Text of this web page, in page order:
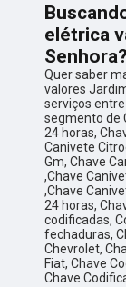
elétrica
Senhora?
Quer saber
valores
serviços
segmento de
24 horas,
Canivete
Gm, Chave
,Chave
,Chave
24 horas,
codificadas,
fechaduras,
Chevrolet,
Fiat, Chave
Chave